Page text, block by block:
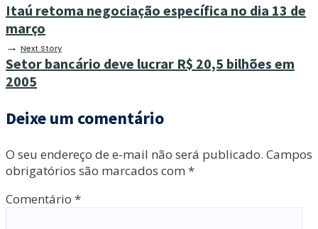
Itaú retoma negociação específica no dia 13 de
março
→ Next Story
Setor bancário deve lucrar R$ 20,5 bilhões em
2005
Deixe um comentário
O seu endereço de e-mail não será publicado. Campos
obrigatórios são marcados com *
Comentário *